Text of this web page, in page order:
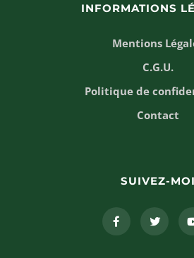
INFORMATIONS
Mentions
C.G.U.
Politique de
Contact
SUIVEZ-MOI